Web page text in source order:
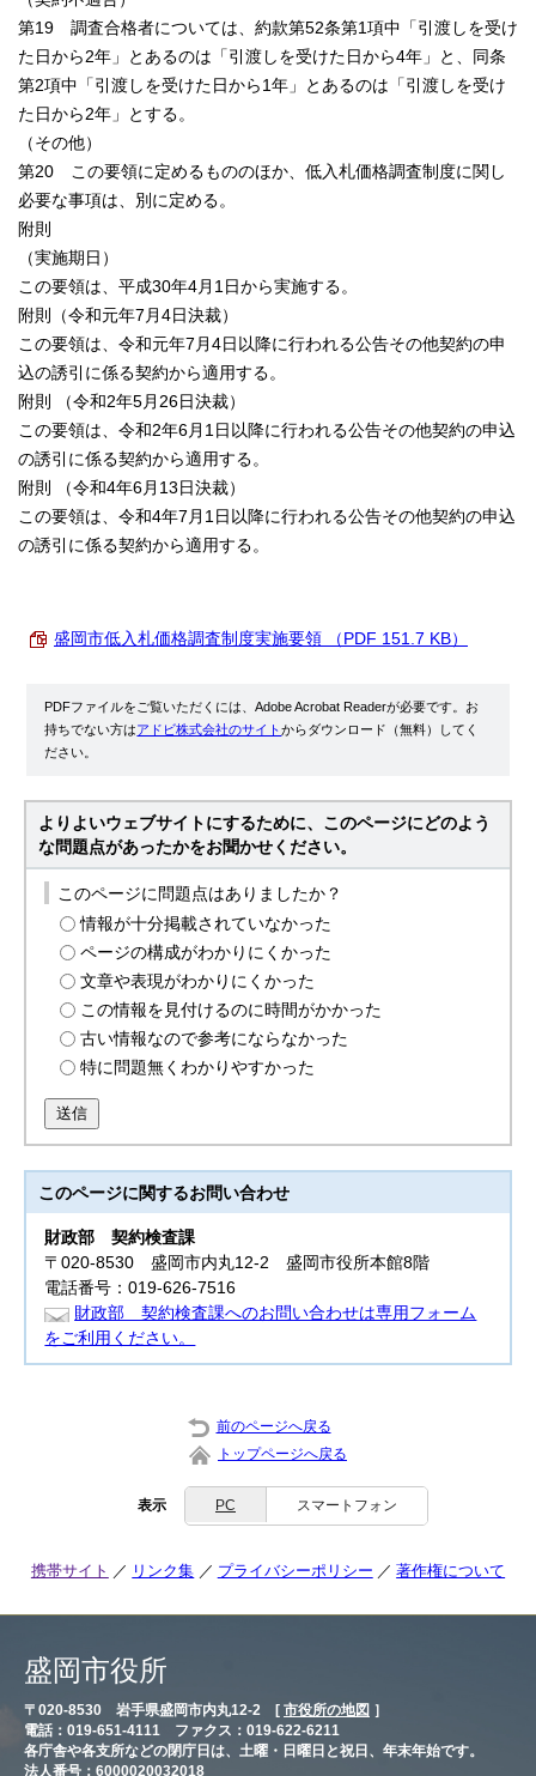
第19 調査合格者については、約款第52条第1項中「引渡しを受け
た日から2年」とあるのは「引渡しを受けた日から4年」と、同条
第2項中「引渡しを受けた日から1年」とあるのは「引渡しを受け
た日から2年」とする。
（その他）
第20 この要領に定めるもののほか、低入札価格調査制度に関し
必要な事項は、別に定める。
附則
（実施期日）
この要領は、平成30年4月1日から実施する。
附則（令和元年7月4日決裁）
この要領は、令和元年7月4日以降に行われる公告その他契約の申
込の誘引に係る契約から適用する。
附則 （令和2年5月26日決裁）
この要領は、令和2年6月1日以降に行われる公告その他契約の申込
の誘引に係る契約から適用する。
附則 （令和4年6月13日決裁）
この要領は、令和4年7月1日以降に行われる公告その他契約の申込
の誘引に係る契約から適用する。
盛岡市低入札価格調査制度実施要領 （PDF 151.7 KB）
PDFファイルをご覧いただくには、Adobe Acrobat Readerが必要です。お
持ちでない方はアドビ株式会社のサイトからダウンロード（無料）してく
ださい。
よりよいウェブサイトにするために、このページにどのよう
な問題点があったかをお聞かせください。
このページに問題点はありましたか？
情報が十分掲載されていなかった
ページの構成がわかりにくかった
文章や表現がわかりにくかった
この情報を見付けるのに時間がかかった
古い情報なので参考にならなかった
特に問題無くわかりやすかった
送信
このページに関するお問い合わせ
財政部契約検査課
〒020-8530 盛岡市内丸12-2 盛岡市役所本館8階
電話番号：019-626-7516
財政部 契約検査課へのお問い合わせは専用フォーム
をご利用ください。
前のページへ戻る
トップページへ戻る
表示 PC スマートフォン
携帯サイト リンク集 プライバシーポリシー 著作権について
盛岡市役所
〒020-8530 岩手県盛岡市内丸12-2 [ 市役所の地図 ］
電話：019-651-4111 ファクス：019-622-6211
各庁舎や各支所などの閉庁日は、土曜・日曜日と祝日、年末年始です。
法人番号：6000020032018